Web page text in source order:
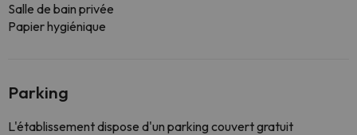
Salle de bain privée
Papier hygiénique
Parking
L'établissement dispose d'un parking couvert gratuit